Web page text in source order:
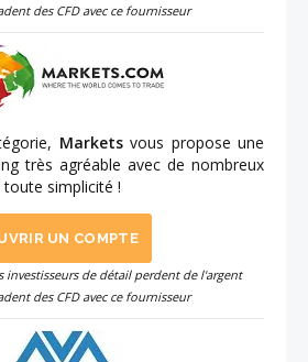
des CFD avec ce fournisseur
Marketsvous propose une
très agréable avec de nombreux
simplicité !
UN COMPTE
investisseurs de détail perdent de l'argent
des CFD avec ce fournisseur